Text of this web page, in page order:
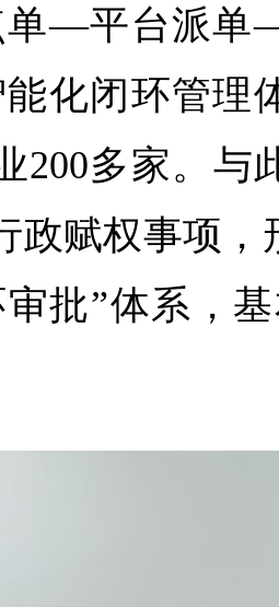
单—平台派
化闭环管理
200多家。与
政赋权事项，
批”体系，